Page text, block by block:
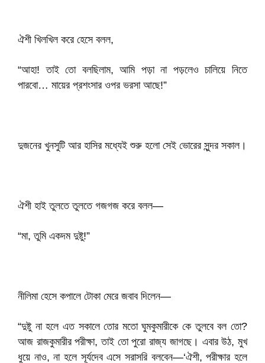
ঐশী খিলখিল করে হেসে বলল,
“আহা! তাই তো বলছিলাম, আমি পড়া না পড়লেও চালিয়ে নিতে
পারবো… মায়ের প্রশংসার ওপর ভরসা আছে!”
দুজনের খুনসুটি আর হাসির মধ্যেই শুরু হলো সেই ভোরের সুন্দর সকাল।
ঐশী হাই তুলতে তুলতে গজগজ করে বলল—
“মা, তুমি একদম দুষ্টু!”
নীলিমা হেসে কপালে টোকা মেরে জবাব দিলেন—
“দুষ্টু না হলে এত সকালে তোর মতো ঘুমকুমারীকে কে তুলবে বল তো?
আজ রাজকুমারীর পরীক্ষা, তাই তো পুরো রাজ্য জাগছে। এবার উঠ, মুখ
ধুয়ে নাও, না হলে সূর্যদেব এসে সরাসরি বলবেন—‘ঐশী, পরীক্ষার হলে